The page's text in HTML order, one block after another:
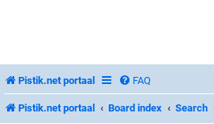
Pistik.net portaal FAQ
Pistik.net portaal Board index Search